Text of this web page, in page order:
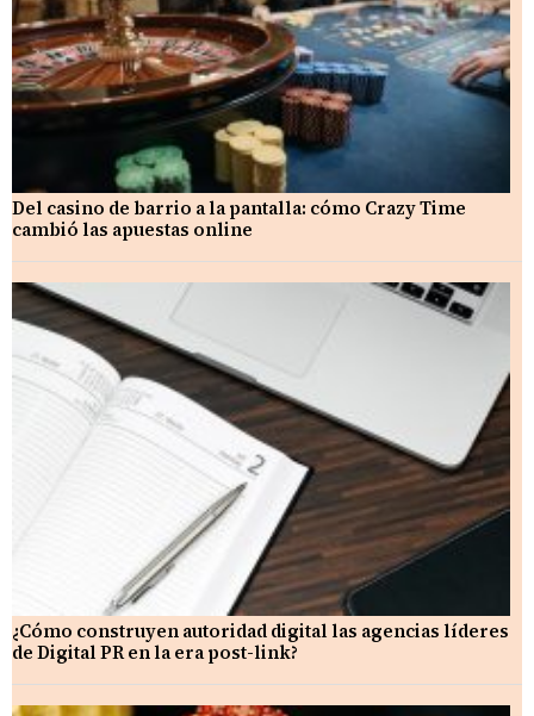
Del casino de barrio a la pantalla: cómo Crazy Time
cambió las apuestas online
¿Cómo construyen autoridad digital las agencias líderes
de Digital PR en la era post-link?